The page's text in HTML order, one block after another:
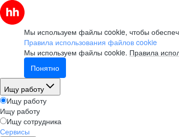
Мы используем файлы cookie, чтобы
Правила использования файлов cookie
Мы используем файлы cookie. Правила
Понятно
Ищу работу
Ищу работу
Ищу работу
Ищу сотрудника
Сервисы